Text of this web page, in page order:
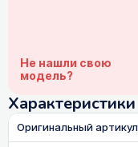
Не нашли свою
модель?
Характеристики
Оригинальный артикул